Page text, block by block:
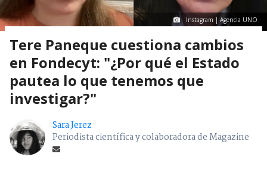
Instagram | Agencia UNO
Tere Paneque cuestiona cambios
en Fondecyt: "¿Por qué el Estado
pautea lo que tenemos que
investigar?"
Sara Jerez
Periodista científica y colaboradora de Magazine